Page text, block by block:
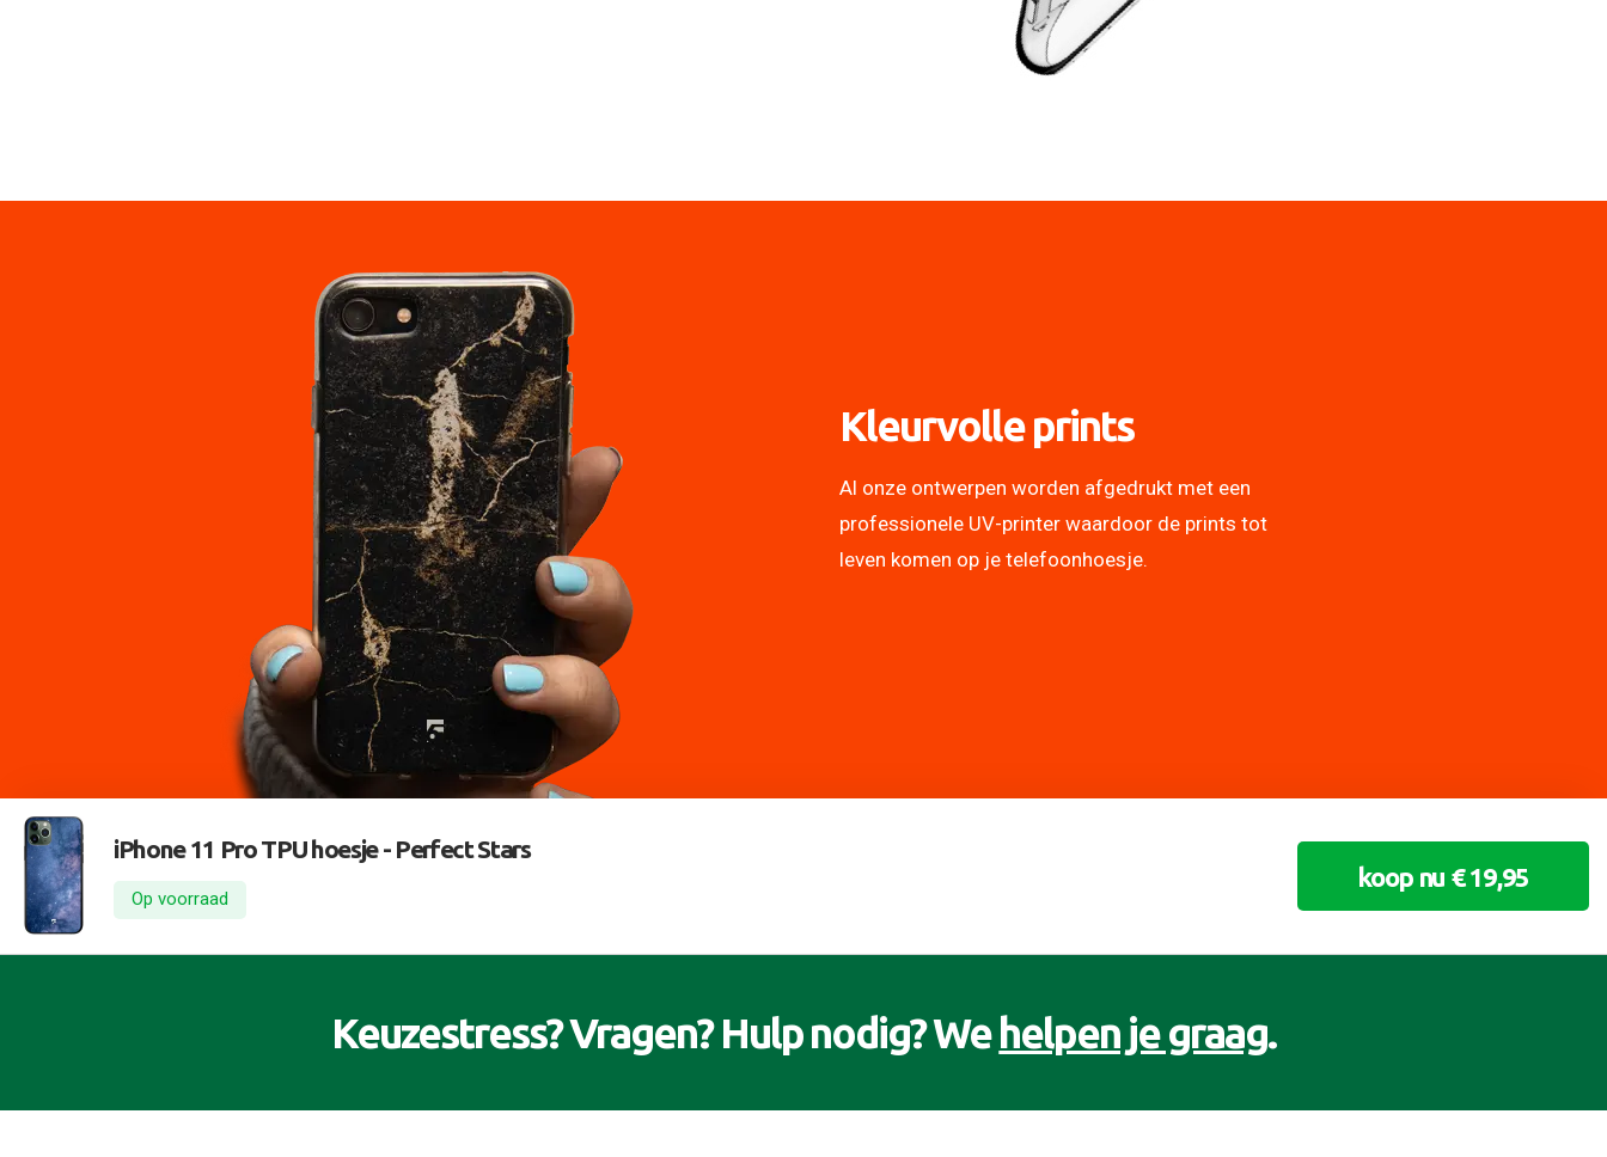
Kleurvolle prints
Al onze ontwerpen worden afgedrukt met een
professionele UV-printer waardoor de prints tot
leven komen op je telefoonhoesje.
iPhone 11 Pro TPU hoesje -Perfect Stars
Op voorraad
koop nu € 19,95
Keuzestress? Vragen? Hulp nodig? We helpen je graag.